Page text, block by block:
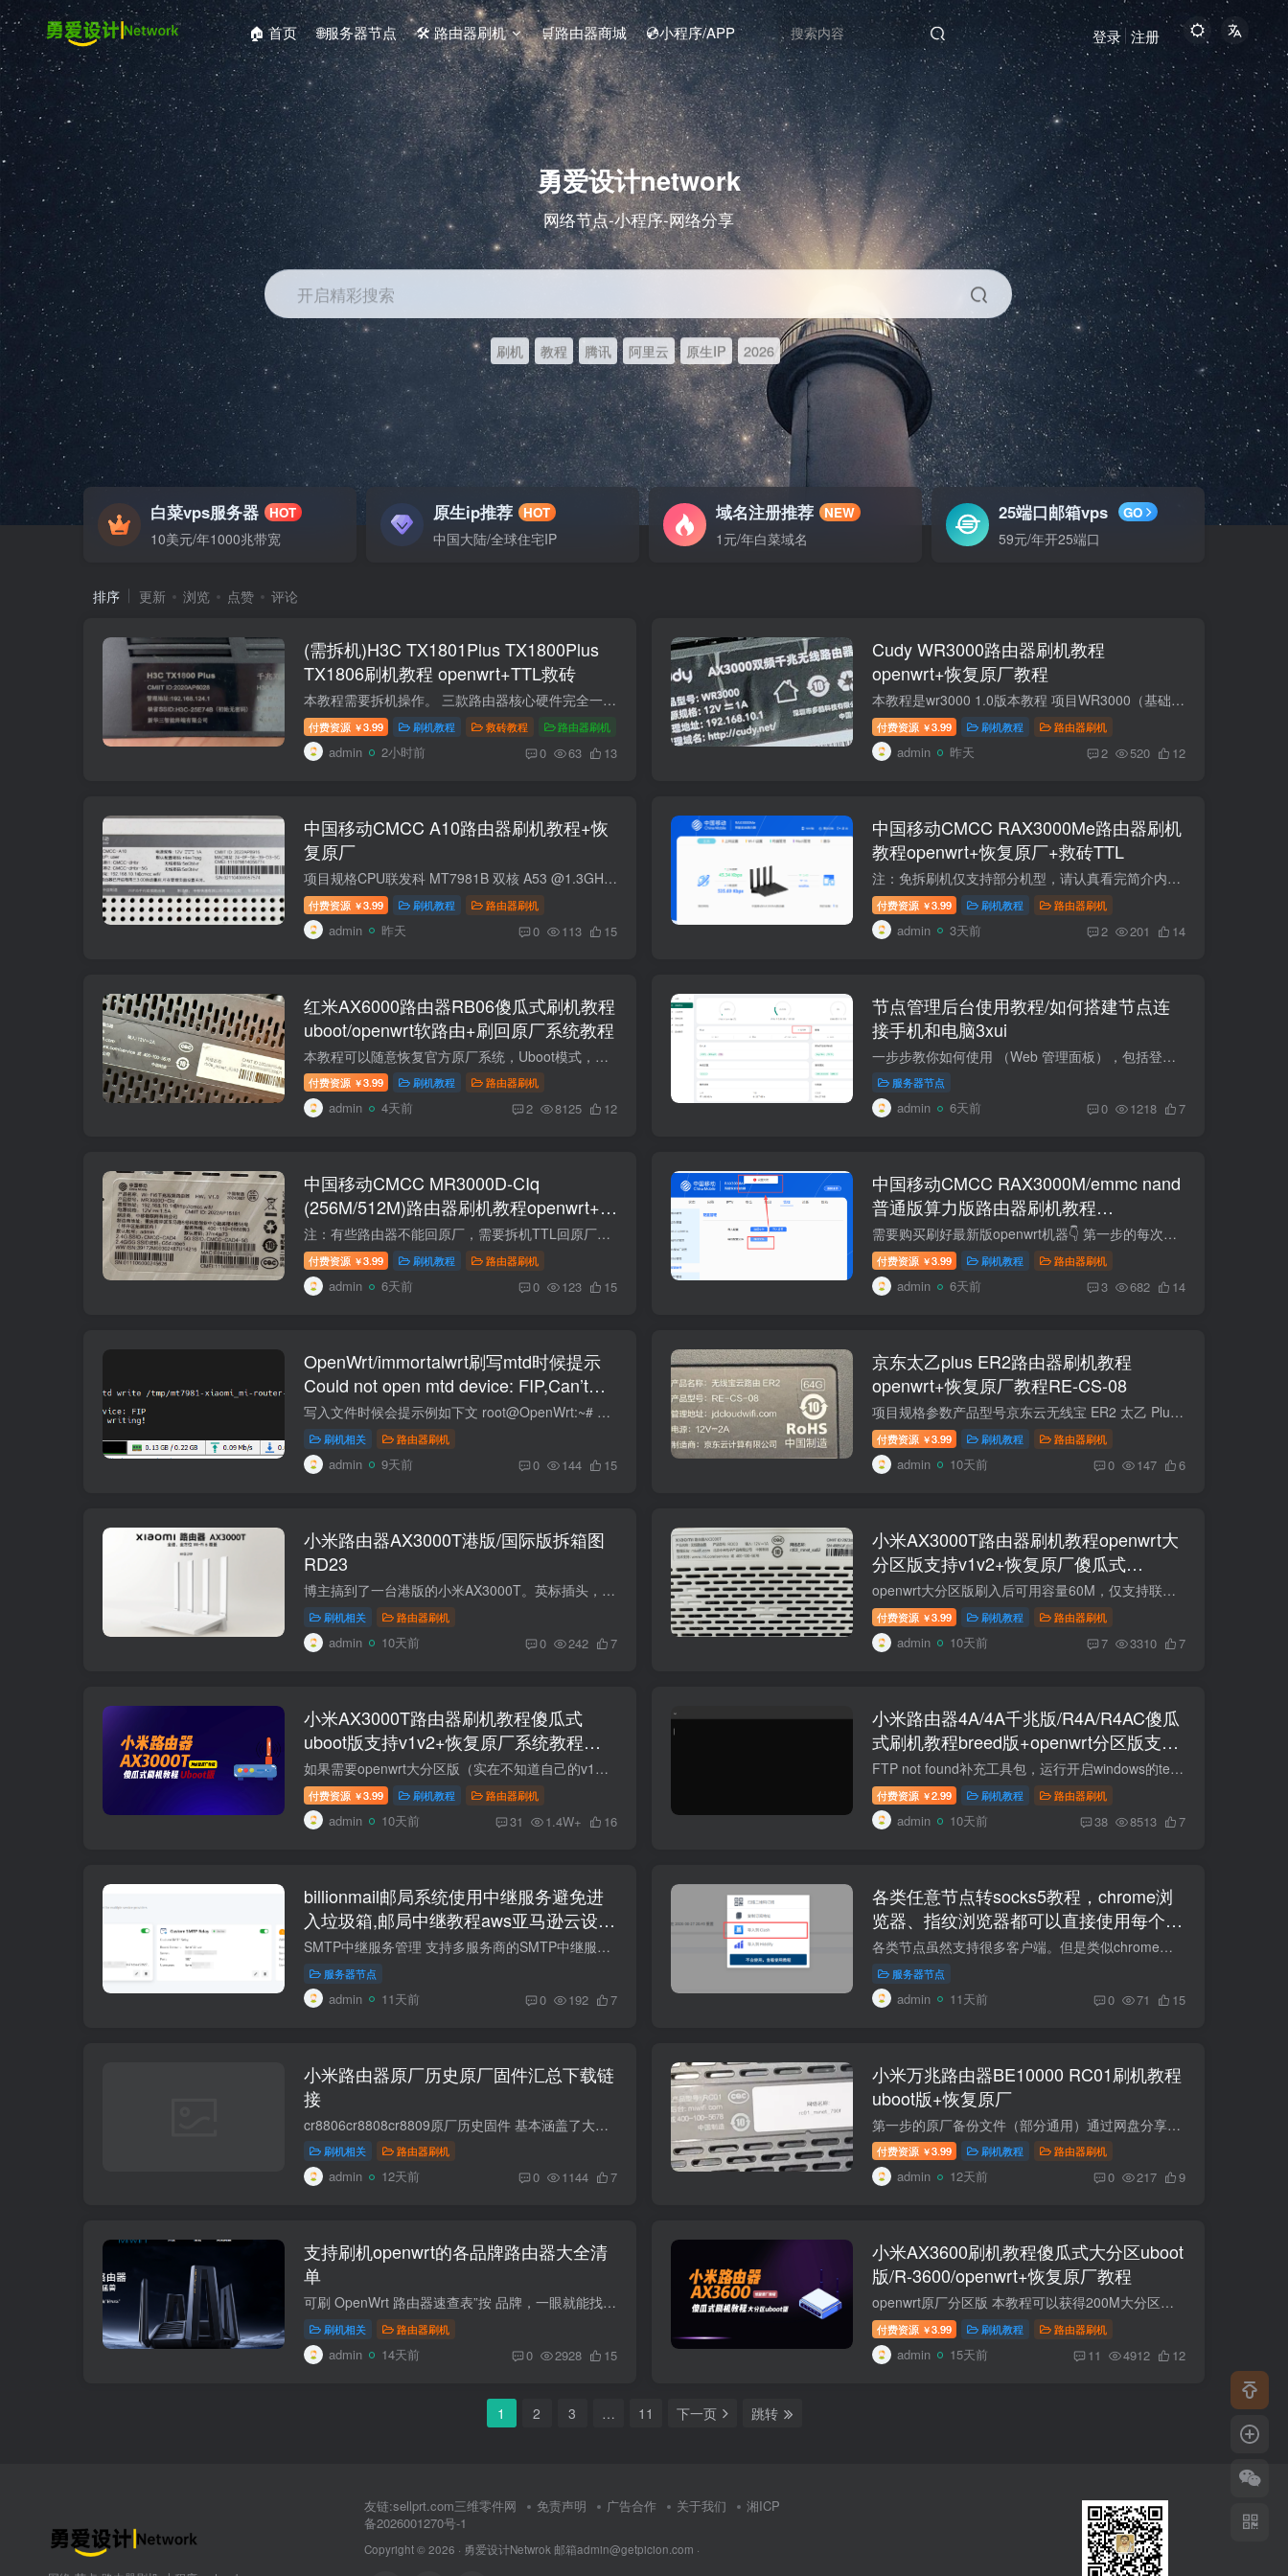
🏠 首页 🌐服务器节点 🛠️ 路由器刷机 🛒路由器商城 💿小程序/APP 登录 注册
勇爱设计network
网络节点-小程序-网络分享
开启精彩搜索
刷机 教程 腾讯 阿里云 原生IP 2026
白菜vps服务器 HOT
10美元/年1000兆带宽
原生ip推荐 HOT
中国大陆/全球住宅IP
域名注册推荐 NEW
1元/年白菜域名
25端口邮箱vps GO
59元/年开25端口
排序 更新 浏览 点赞 评论
(需拆机)H3C TX1801Plus TX1800Plus
TX1806刷机教程 openwrt+TTL救砖
本教程需要拆机操作。 三款路由器核心硬件完全一致（MT7621AT + MT7915 + 256MB 内存 + 128MB 闪存），都是 AX1800 级别的 WiFi 6 运营商定制路由。教程工具包选择对应即可。 参数TX1801 PlusTX...
付费资源 ￥3.99 刷机教程 救砖教程 路由器刷机
admin 2小时前 0 63 13
Cudy WR3000路由器刷机教程
openwrt+恢复原厂教程
本教程是wr3000 1.0版本教程 项目WR3000（基础版）WR3000E（经济版）WR3000H（2.5G 版）WR3000P（Pro 版）WR3000S（标准版）CPUMT7981BA 双核 A53 @1.3GHz同左同左同左同左内存 RAM256MB DDR3L2...
付费资源 ￥3.99 刷机教程 路由器刷机
admin 昨天 2 520 12
中国移动CMCC A10路由器刷机教程+恢
复原厂
项目规格CPU联发科 MT7981B 双核 A53 @1.3GHz（12nm）内存 RAM256MB DDR3闪存 Flash128MB SPI‑NANDWi‑Fi 方案2.4G/5G 均为 MTK 集成；5 路独立 FEM（功放）无线标准Wi‑Fi 6（802.11ax）双频...
付费资源 ￥3.99 刷机教程 路由器刷机
admin 昨天 0 113 15
中国移动CMCC RAX3000Me路由器刷机
教程openwrt+恢复原厂+救砖TTL
注：免拆刷机仅支持部分机型，请认真看完简介内容。 TTL针夹夹具间距选2.54mm间距 支持刷全系RAX3000ME的路由器闪存兆易创新的GigaDevice华邦电子的 winbond复旦微电的 FM25S01A(带usb3.0接口)...
付费资源 ￥3.99 刷机教程 路由器刷机
admin 3天前 2 201 14
红米AX6000路由器RB06傻瓜式刷机教程
uboot/openwrt软路由+刷回原厂系统教程
本教程可以随意恢复官方原厂系统，Uboot模式，就像重装电脑系统一样。不用担心变砖。网页底部有原厂固件以及教程。 这是红米AX6000的教程，型号是RB06,不是小米AX6000的教程，两个不同型号，不...
付费资源 ￥3.99 刷机教程 路由器刷机
admin 4天前 2 8125 12
节点管理后台使用教程/如何搭建节点连
接手机和电脑3xui
一步步教你如何使用 （Web 管理面板），包括登录、添加节点、用户、订阅链接和常见设置。（小白方式，适用于你目前在用的 VPS 环境。） 节点端口测试工具在线端口扫描 - 站长工具 代理工具下载...
服务器节点
admin 6天前 0 1218 7
中国移动CMCC MR3000D-CIq
(256M/512M)路由器刷机教程openwrt+恢
复原厂
注：有些路由器不能回原厂，需要拆机TTL回原厂。 对比项MR3000D-CIq（256M 版）MR3000D-CIq（512M 版）主控 CPUMT7981B，双核 ARM Cortex-A53 @ 1.3GHz，12nmMT7981B，双核 ARM Cortex-A53 @ 1....
付费资源 ￥3.99 刷机教程 路由器刷机
admin 6天前 0 123 15
中国移动CMCC RAX3000M/emmc nand
普通版算力版路由器刷机教程
openwrt+恢复原厂
需要购买刷好最新版openwrt机器👇 第一步的每次解锁SSH导入文件时候，断网状态，刷新后台页面再导入。先导出试试，如果导出失败的，原厂已经禁用导入导出功能了。只能拆机TTL刷机。https://www....
付费资源 ￥3.99 刷机教程 路由器刷机
admin 6天前 3 682 14
OpenWrt/immortalwrt刷写mtd时候提示
Could not open mtd device: FIP,Can’t
open device for writing!解决办法
写入文件时候会提示例如下文 root@OpenWrt:~# mtd write /tmp/mtd5_FIP.bin FIPCould not open mtd device: FIPCan't open device for writing! 解锁写入OpenWrt 默认 mtd 是只读的，你需要安装...
刷机相关 路由器刷机
admin 9天前 0 144 15
京东太乙plus ER2路由器刷机教程
openwrt+恢复原厂教程RE-CS-08
项目规格参数产品型号京东云无线宝 ER2 太乙 Plus（64G 版）产品类型有线路由器（弱电箱神器，纯有线主路由）处理器高通 IPQ5322 四核处理器内存 / 存储2GB DDR4 内存 + 64GB eMMC 闪存2.5G 网...
付费资源 ￥3.99 刷机教程 路由器刷机
admin 10天前 0 147 6
小米路由器AX3000T港版/国际版拆箱图
RD23
博主搞到了一台港版的小米AX3000T。英标插头，来看看吧。和中国大陆版做工目测没有任何区别。包装和标签不一样。英标的三角插口是不能分开的。编号也不一样.也支持刷机的。v1版本 Xiaomi MiR Pa...
刷机相关 路由器刷机
admin 10天前 0 242 7
小米AX3000T路由器刷机教程openwrt大
分区版支持v1v2+恢复原厂傻瓜式
RD03/RD23
openwrt大分区版刷入后可用容量60M，仅支持联发科版本以及国际版，不支持高通版 联发科版本SN：49850开头。高通版本SN:64594开头。教程支持国际版RD23(V1) 如果想要uboot分区版，可以点击下方查...
付费资源 ￥3.99 刷机教程 路由器刷机
admin 10天前 7 3310 7
小米AX3000T路由器刷机教程傻瓜式
uboot版支持v1v2+恢复原厂系统教程
RD03 RD23
如果需要openwrt大分区版（实在不知道自己的v1或者v2可以用openwrt大分区版，通用） 联发科版本SN：49850开头。高通版本SN:64594开头,教程支持国际版RD23(V1) 目前ax3000tv1v2最新版固件都是1.0...
付费资源 ￥3.99 刷机教程 路由器刷机
admin 10天前 31 1.4W+ 16
小米路由器4A/4A千兆版/R4A/R4AC傻瓜
式刷机教程breed版+openwrt分区版支持
V1V2+恢复原厂教程
FTP not found补充工具包，运行开启windows的telnet功能即可。https://wwbtk.lanzouq.com/iMg5g3o7pp2h 视频重制了，工具包也更新了，不会出现个别的无限重启。 两种刷机方式！推荐使用openwrt...
付费资源 ￥2.99 刷机教程 路由器刷机
admin 10天前 38 8513 7
billionmail邮局系统使用中继服务避免进
入垃圾箱,邮局中继教程aws亚马逊云设置
resend免费中继
SMTP中继服务管理​ 支持多服务商的SMTP中继服务统一管理 需先添加域名，每个域名仅可绑定一个SMTP中继服务。 SMTP中继服务概览 为什么要使用SMTP中继？​ ISP限制：大多数云服务器（如AWS EC2...
服务器节点
admin 11天前 0 192 7
各类任意节点转socks5教程，chrome浏
览器、指纹浏览器都可以直接使用每个窗
口一个独立海外原生IP
各类节点虽然支持很多客户端。但是类似chrome浏览器、各种指纹浏览器只支持 Socks5和http代理。本教程可以让你的浏览器每个窗口一个独立原生海外IP。 需要工具：v2rayn,节点转换工具 第一种airp...
服务器节点
admin 11天前 0 71 15
小米路由器原厂历史原厂固件汇总下载链
接
cr8806cr8808cr8809原厂历史固件 基本涵盖了大部分小米路由器的固件 https://mirom.ezbox.idv.tw/en/miwifi/ 小米路由器采用NAND闪存者(R3/R3G/R3P/R4等)，刷回官方固件必须非常小心，目前已知...
刷机相关 路由器刷机
admin 12天前 0 1144 7
小米万兆路由器BE10000 RC01刷机教程
uboot版+恢复原厂
第一步的原厂备份文件（部分通用）通过网盘分享的文件：xiaomi-be10000-backups.rar链接: https://pan.baidu.com/s/1RKB1JUyypzgExdh4xg7A_A 提取码: 8kuv 项目规格参数产品型号小米万兆路由器 ...
付费资源 ￥3.99 刷机教程 路由器刷机
admin 12天前 0 217 9
支持刷机openwrt的各品牌路由器大全清
单
可刷 OpenWrt 路由器速查表”按 品牌，一眼就能找到适合自己预算与性能需求的机器。所有型号均经社区验证有稳定固件（官方或 ImmortalWrt / iStoreOS 等分支），只要跟着教程基本可软刷。有些特...
刷机相关 路由器刷机
admin 14天前 0 2928 15
小米AX3600刷机教程傻瓜式大分区uboot
版/R-3600/openwrt+恢复原厂教程
openwrt原厂分区版 本教程可以获得200M大分区！可以装多个插件！嘎嘎香！ 推荐第三方固件 https://wwgf.lanzoue.com/b04q27u8d密码：3l2e 刷机包里面固件是24.10版本。想要最新固件下载地址。这...
付费资源 ￥3.99 刷机教程 路由器刷机
admin 15天前 11 4912 12
1 2 3 … 11 下一页 跳转
友链:sellprt.com三维零件网 免责声明 广告合作 关于我们
湘ICP
备2026001270号-1
Copyright © 2026 · 勇爱设计Netwrok 邮箱admin@getpicion.com ·